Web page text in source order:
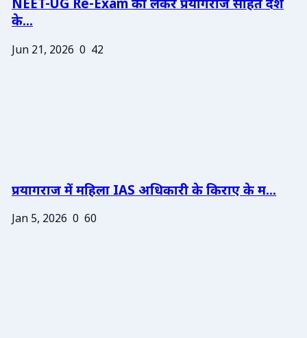
NEET-UG Re-Exam को लेकर प्रयागराज सहित देश
के...
Jun 21, 2026 0 42
प्रयागराज में महिला IAS अधिकारी के किराए के म...
Jan 5, 2026 0 60